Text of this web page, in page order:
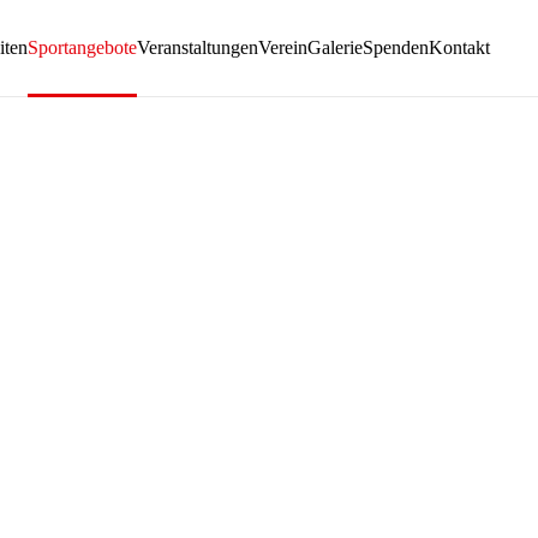
SportangeboteVeranstaltungenVereinGalerieSpendenKontakt